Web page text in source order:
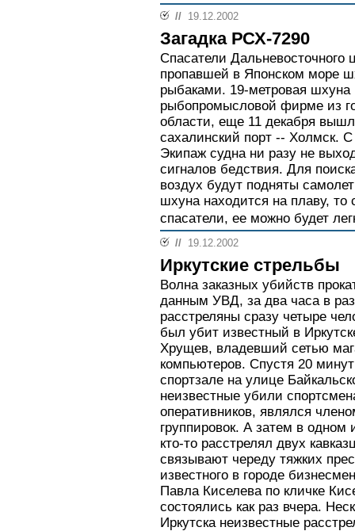
// 19.12.2002
Загадка РСХ-7290
Спасатели
пропавшей в Японском море
рыбаками. 19-метровая
рыбопромысловой фирме из
области, еще 11 декабря
сахалинский порт -- Холмск.
Экипаж судна ни разу не
сигналов бедствия. Для
воздух будут подняты
шхуна находится на плаву, то
спасатели, ее можно будет
// 19.12.2002
Иркутские стрельбы
Волна заказных убийств
данным УВД, за два часа в
расстреляны сразу четыре
был убит известный в
Хрущев, владевший сетью
компьютеров. Спустя 20
спортзале на улице
неизвестные убили
оперативников, являлся
группировок. А затем в одном
кто-то расстрелял двух
связывают череду тяжких
известного в городе
Павла Киселева по кличке
состоялись как раз вчера.
Иркутска неизвестные